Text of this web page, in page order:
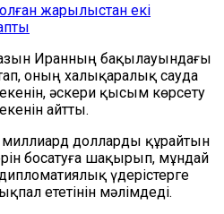
жарылыстан екі
Иранның бақылауындағы
оның халықаралық сауда
әскери қысым көрсету
айтты.
долларды құрайтын
босатуға шақырып, мұндай
үдерістерге
ететінін мәлімдеді.